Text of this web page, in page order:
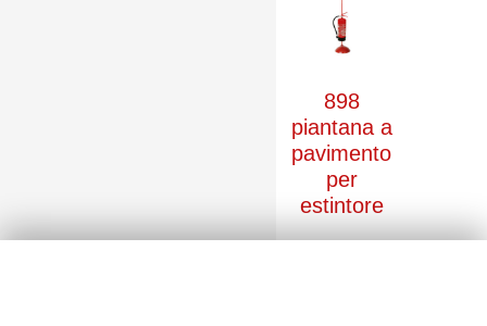
898
piantana a
pavimento
per
estintore